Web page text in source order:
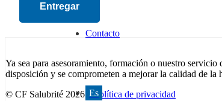
Contacto
Es
Entregar
Ya sea para asesoramiento, formación o nuestro servicio
disposición y se comprometen a mejorar la calidad de la
© CF Salubrité 2026 –política de privacidad